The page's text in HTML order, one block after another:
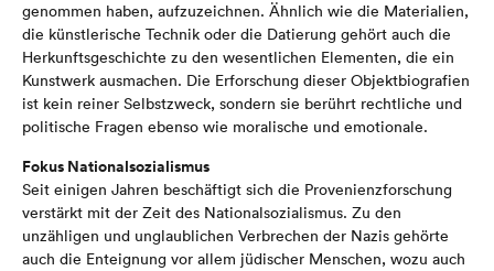
genommen haben, aufzuzeichnen. Ähnlich wie die Materialien,
die künstlerische Technik oder die Datierung gehört auch die
Herkunftsgeschichte zu den wesentlichen Elementen, die ein
Kunstwerk ausmachen. Die Erforschung dieser Objektbiografien
ist kein reiner Selbstzweck, sondern sie berührt rechtliche und
politische Fragen ebenso wie moralische und emotionale.
Fokus Nationalsozialismus
Seit einigen Jahren beschäftigt sich die Provenienzforschung
verstärkt mit der Zeit des Nationalsozialismus. Zu den
unzähligen und unglaublichen Verbrechen der Nazis gehörte
auch die Enteignung vor allem jüdischer Menschen, wozu auch